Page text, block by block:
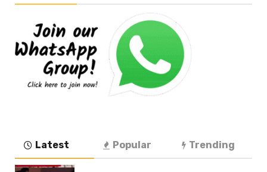
Latest Popular Trending